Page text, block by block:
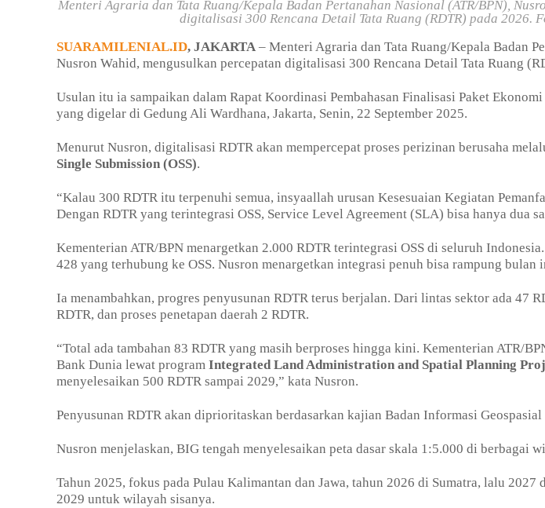
Menteri Agraria dan Tata Ruang/Kepala Badan Pertanahan Nasional (ATR/BPN),
digitalisasi 300 Rencana Detail Tata Ruang (RDTR) pada 2026.
SUARAMILENIAL.ID, JAKARTA – Menteri Agraria dan Tata Ruang/Kepala Badan
Nusron Wahid, mengusulkan percepatan digitalisasi 300 Rencana Detail Tata Ruang
Usulan itu ia sampaikan dalam Rapat Koordinasi Pembahasan Finalisasi Paket
yang digelar di Gedung Ali Wardhana, Jakarta, Senin, 22 September 2025.
Menurut Nusron, digitalisasi RDTR akan mempercepat proses perizinan berusaha
Single Submission (OSS).
“Kalau 300 RDTR itu terpenuhi semua, insyaallah urusan Kesesuaian Kegiatan
Dengan RDTR yang terintegrasi OSS, Service Level Agreement (SLA) bisa hanya dua
Kementerian ATR/BPN menargetkan 2.000 RDTR terintegrasi OSS di seluruh
428 yang terhubung ke OSS. Nusron menargetkan integrasi penuh bisa rampung bulan
Ia menambahkan, progres penyusunan RDTR terus berjalan. Dari lintas sektor ada 47
RDTR, dan proses penetapan daerah 2 RDTR.
“Total ada tambahan 83 RDTR yang masih berproses hingga kini. Kementerian ATR/
Bank Dunia lewat program Integrated Land Administration and Spatial Planning
menyelesaikan 500 RDTR sampai 2029,” kata Nusron.
Penyusunan RDTR akan diprioritaskan berdasarkan kajian Badan Informasi
Nusron menjelaskan, BIG tengah menyelesaikan peta dasar skala 1:5.000 di berbagai
Tahun 2025, fokus pada Pulau Kalimantan dan Jawa, tahun 2026 di Sumatra, lalu
2029 untuk wilayah sisanya.